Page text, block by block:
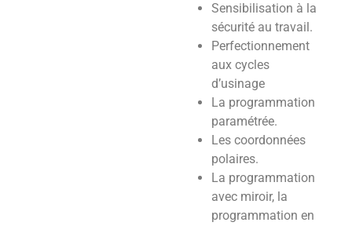
Sensibilisation à la
sécurité au travail.
Perfectionnement
aux cycles
d’usinage
La programmation
paramétrée.
Les coordonnées
polaires.
La programmation
avec miroir, la
programmation en